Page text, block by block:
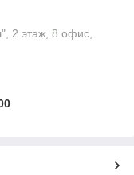
2 этаж, 8 офис,